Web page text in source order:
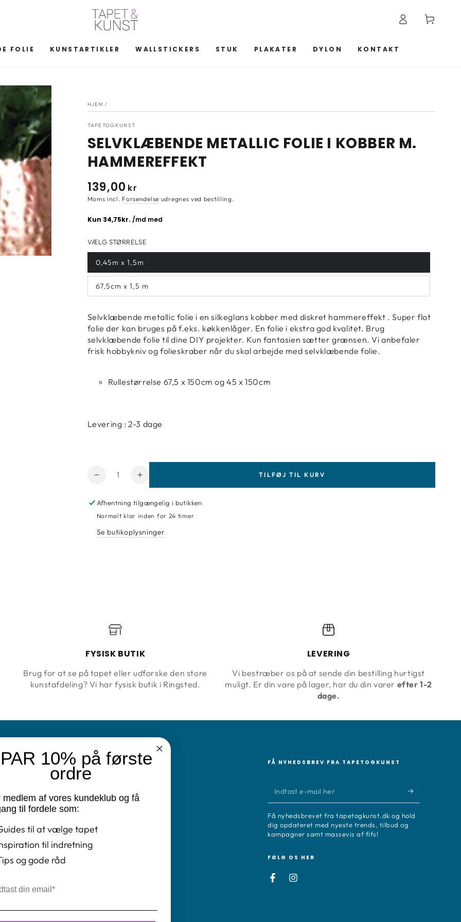
FOLIE KUNSTARTIKLER WALLSTICKERS STUK PLAKATER DYLON KONTAKT
ind
Kurv
HJEM /
TAPETOGKUNST
SELVKLÆBENDE METALLIC FOLIE I KOBBER M.
HAMMEREFFEKT
Normal
pris
139,00 kr
Moms incl. Forsendelse udregnes ved bestilling.
VÆLG STØRRELSE
0,45m x 1,5m
67,5cm x 1,5 m
Selvklæbende metallic folie i en silkeglans kobber med diskret hammereffekt . Super flot
folie der kan bruges på f.eks. køkkenlåger. En folie i ekstra god kvalitet. Brug
selvklæbende folie til dine DIY projekter. Kun fantasien sætter grænsen. Vi anbefaler
frisk hobbykniv og folieskraber når du skal arbejde med selvklæbende folie.
Rullestørrelse 67,5 x 150cm og 45 x 150cm
Levering : 2-3 dage
Antal
Reducer
for
Selvklæbende
folie
Forøg
mængde
for
Selvklæbende
folie
TILFØJ TIL KURV
Afhentning tilgængelig i butikken
Normalt klar inden for 24 timer
Se butikoplysninger
FYSISK BUTIK
Brug for at se på tapet eller udforske den store
kunstafdeling? Vi har fysisk butik i Ringsted.
LEVERING
Vi bestræber os på at sende din bestilling hurtigst
muligt. Er din vare på lager, har du din varer efter 1-2
dage.
FÅ NYHEDSBREV FRA TAPETOGKUNST
Indtast
e-
mail
her
Få nyhedsbrevet fra tapetogkunst.dk og hold
dig opdateret med nyeste trends, tilbud og
kampagner samt massevis af fifs!
FØLG OS HER
FacebookInstagram
10% på første
ordre
medlem af vores kundeklub og få
til fordele som:
til at vælge tapet
til indretning
og gode råd